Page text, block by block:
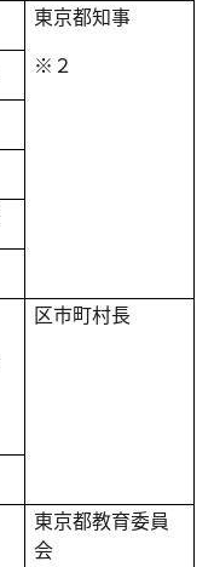
東京都知事
※２
区市町村長
東京都教育委員
会